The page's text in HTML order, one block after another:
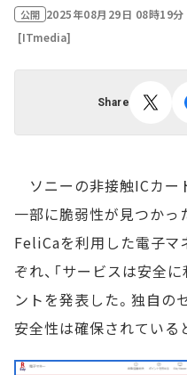
公開 2025年08月29日 08時19分
[ITmedia]
Share
ソニーの非接触ICカー
一部に脆弱性が見つかっ
FeliCaを利用した電子マ
ぞれ、「サービスは安全
ントを発表した。独自の
安全性は確保されている